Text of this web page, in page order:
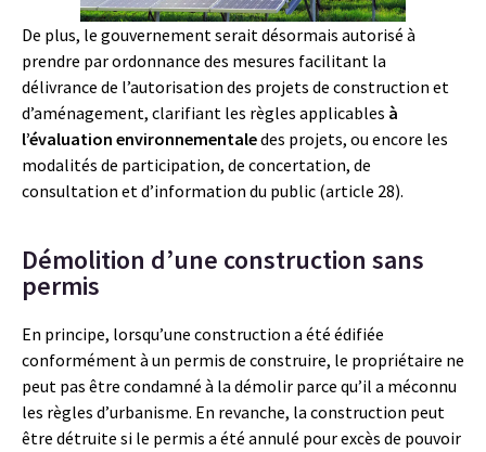
De plus, le gouvernement serait désormais autorisé à
prendre par ordonnance des mesures facilitant la
délivrance de l’autorisation des projets de construction et
d’aménagement, clarifiant les règles applicables à
l’évaluation environnementaledes projets, ou encore les
modalités de participation, de concertation, de
consultation et d’information du public (article 28).
Démolition d’une construction sans
permis
En principe, lorsqu’une construction a été édifiée
conformément à un permis de construire, le propriétaire ne
peut pas être condamné à la démolir parce qu’il a méconnu
les règles d’urbanisme. En revanche, la construction peut
être détruite si le permis a été annulé pour excès de pouvoir